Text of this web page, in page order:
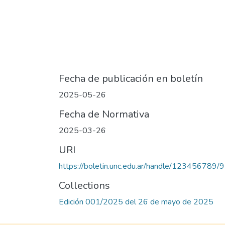
Fecha de publicación en boletín
2025-05-26
Fecha de Normativa
2025-03-26
URI
https://boletin.unc.edu.ar/handle/123456789/
Collections
Edición 001/2025 del 26 de mayo de 2025